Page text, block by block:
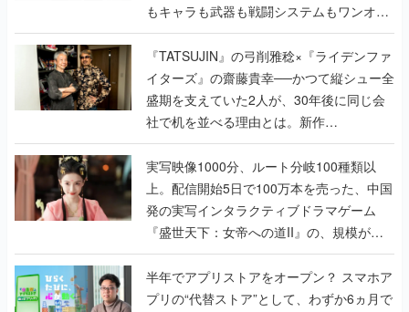
もキャラも武器も戦闘システムもワンオフ
で作り込まれた理由を両ディレクターに聞
く
『TATSUJIN』の弓削雅稔×『ライデンファ
イターズ』の齋藤貴幸──かつて縦シュー全
盛期を支えていた2人が、30年後に同じ会
社で机を並べる理由とは。新作
『TATSUJIN EXTREME』で初タッグを組
んだレジェンド2人に訊く開発秘話
実写映像1000分、ルート分岐100種類以
上。配信開始5日で100万本を売った、中国
発の実写インタラクティブドラマゲーム
『盛世天下：女帝への道II』の、規模が違
うこだわりをプロデューサーに聞いた
半年でアプリストアをオープン？ スマホア
プリの“代替ストア”として、わずか6ヵ月で